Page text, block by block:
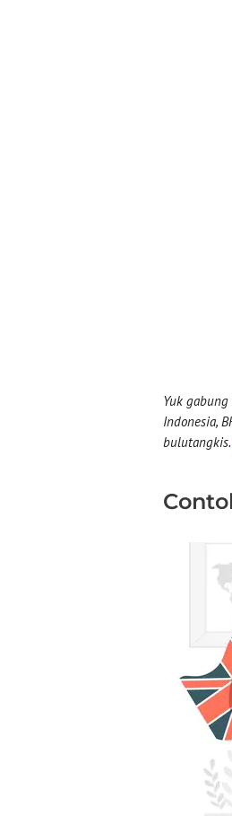
Yuk gabung
Indonesia,
bulutangkis.